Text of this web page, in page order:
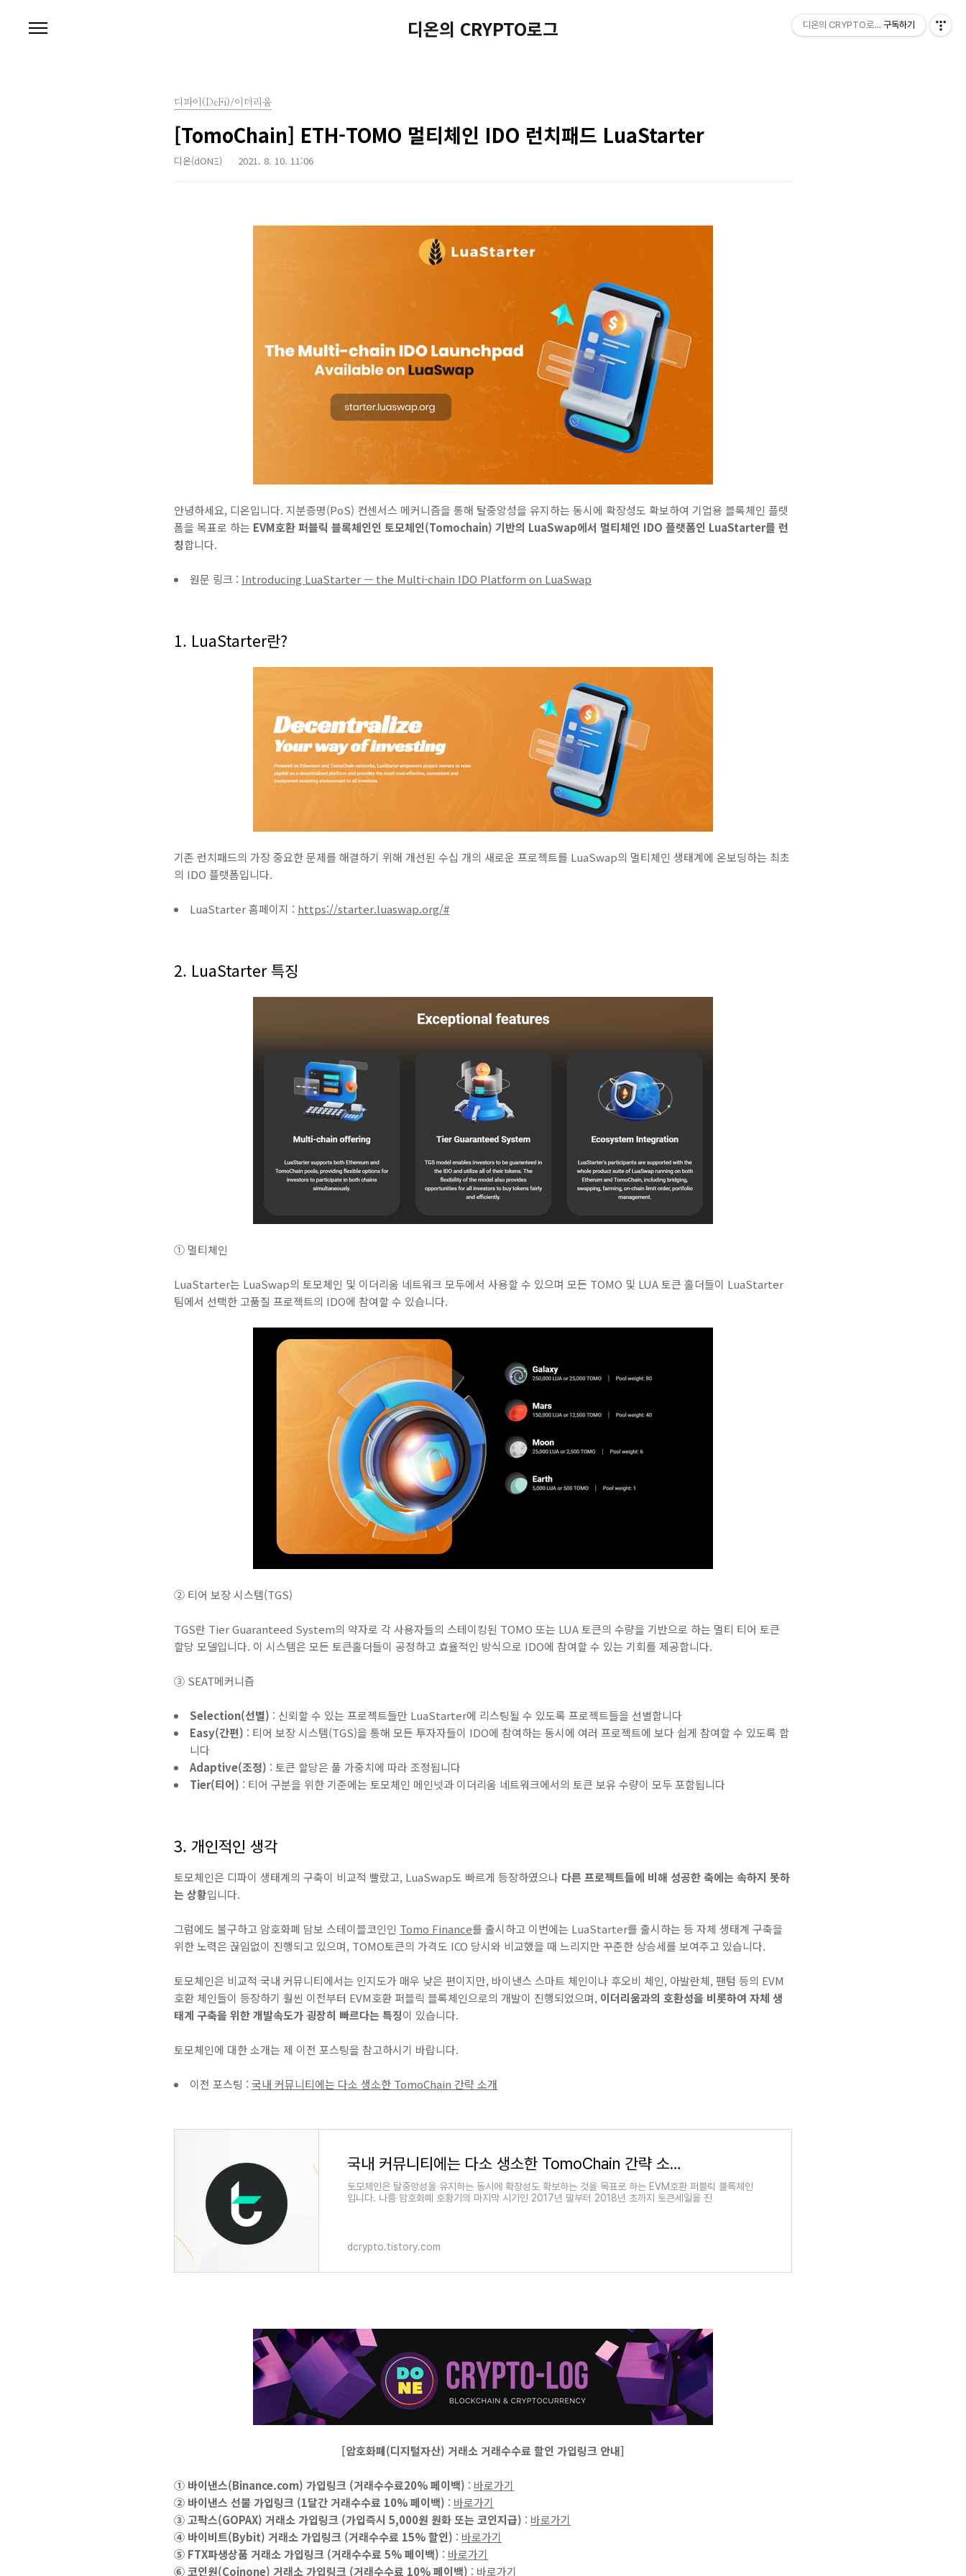
디온의 CRYPTO로그
디파이(DeFi)/이더리움
[TomoChain] ETH-TOMO 멀티체인 IDO 런치패드 LuaStarter
디온(dONΞ) 2021. 8. 10. 11:06
안녕하세요, 디온입니다. 지분증명(PoS) 컨센서스 메커니즘을 통해 탈중앙성을 유지하는 동시에 확장성도 확보하여 기업용 블록체인 플랫
폼을 목표로 하는 EVM호환 퍼블릭 블록체인인 토모체인(Tomochain) 기반의 LuaSwap에서 멀티체인 IDO 플랫폼인 LuaStarter를 런
칭합니다.
원문 링크 : Introducing LuaStarter — the Multi-chain IDO Platform on LuaSwap
1. LuaStarter란?
기존 런치패드의 가장 중요한 문제를 해결하기 위해 개선된 수십 개의 새로운 프로젝트를 LuaSwap의 멀티체인 생태계에 온보딩하는 최초
의 IDO 플랫폼입니다.
LuaStarter 홈페이지 : https://starter.luaswap.org/#
2. LuaStarter 특징
① 멀티체인
LuaStarter는 LuaSwap의 토모체인 및 이더리움 네트워크 모두에서 사용할 수 있으며 모든 TOMO 및 LUA 토큰 홀더들이 LuaStarter
팀에서 선택한 고품질 프로젝트의 IDO에 참여할 수 있습니다.
② 티어 보장 시스템(TGS)
TGS란 Tier Guaranteed System의 약자로 각 사용자들의 스테이킹된 TOMO 또는 LUA 토큰의 수량을 기반으로 하는 멀티 티어 토큰
할당 모델입니다. 이 시스템은 모든 토큰홀더들이 공정하고 효율적인 방식으로 IDO에 참여할 수 있는 기회를 제공합니다.
③ SEAT메커니즘
Selection(선별) : 신뢰할 수 있는 프로젝트들만 LuaStarter에 리스팅될 수 있도록 프로젝트들을 선별합니다
Easy(간편) : 티어 보장 시스템(TGS)을 통해 모든 투자자들이 IDO에 참여하는 동시에 여러 프로젝트에 보다 쉽게 참여할 수 있도록 합
니다
Adaptive(조정) : 토큰 할당은 풀 가중치에 따라 조정됩니다
Tier(티어) : 티어 구분을 위한 기준에는 토모체인 메인넷과 이더리움 네트워크에서의 토큰 보유 수량이 모두 포함됩니다
3. 개인적인 생각
토모체인은 디파이 생태계의 구축이 비교적 빨랐고, LuaSwap도 빠르게 등장하였으나 다른 프로젝트들에 비해 성공한 축에는 속하지 못하
는 상황입니다.
그럼에도 불구하고 암호화폐 담보 스테이블코인인 Tomo Finance를 출시하고 이번에는 LuaStarter를 출시하는 등 자체 생태계 구축을
위한 노력은 끊임없이 진행되고 있으며, TOMO토큰의 가격도 ICO 당시와 비교했을 때 느리지만 꾸준한 상승세를 보여주고 있습니다.
토모체인은 비교적 국내 커뮤니티에서는 인지도가 매우 낮은 편이지만, 바이낸스 스마트 체인이나 후오비 체인, 아발란체, 팬텀 등의 EVM
호환 체인들이 등장하기 훨씬 이전부터 EVM호환 퍼블릭 블록체인으로의 개발이 진행되었으며, 이더리움과의 호환성을 비롯하여 자체 생
태계 구축을 위한 개발속도가 굉장히 빠르다는 특징이 있습니다.
토모체인에 대한 소개는 제 이전 포스팅을 참고하시기 바랍니다.
이전 포스팅 : 국내 커뮤니티에는 다소 생소한 TomoChain 간략 소개
국내 커뮤니티에는 다소 생소한 TomoChain 간략 소개
토모체인은 탈중앙성을 유지하는 동시에 확장성도 확보하는 것을 목표로 하는 EVM호환 퍼블릭 블록체인
입니다. 나름 암호화폐 호황기의 마지막 시기인 2017년 말부터 2018년 초까지 토큰세일을 진
dcrypto.tistory.com
[암호화폐(디지털자산) 거래소 거래수수료 할인 가입링크 안내]
① 바이낸스(Binance.com) 가입링크 (거래수수료20% 페이백) : 바로가기
② 바이낸스 선물 가입링크 (1달간 거래수수료 10% 페이백) : 바로가기
③ 고팍스(GOPAX) 거래소 가입링크 (가입즉시 5,000원 원화 또는 코인지급) : 바로가기
④ 바이비트(Bybit) 거래소 가입링크 (거래수수료 15% 할인) : 바로가기
⑤ FTX파생상품 거래소 가입링크 (거래수수료 5% 페이백) : 바로가기
⑥ 코인원(Coinone) 거래소 가입링크 (거래수수료 10% 페이백) : 바로가기
디온의 CRYPTO로그 구독하기